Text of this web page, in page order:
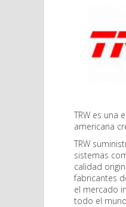
TRW es una
americana
TRW
sistemas
calidad
fabricantes
el mercado
todo el